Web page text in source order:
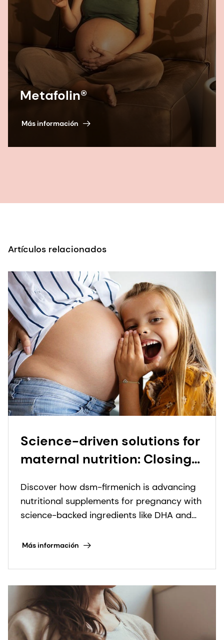
Metafolin®
Más información
Artículos relacionados
Science-driven solutions for
maternal nutrition: Closing
preconception to
postpartum
Discover how dsm-firmenich is advancing
nutritional supplements for pregnancy with
science-backed ingredients like DHA and
Más información